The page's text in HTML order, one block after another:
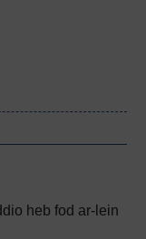
heb fod ar-lein